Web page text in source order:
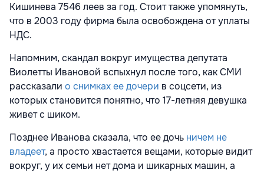
Кишинева 7546 леев за год. Стоит также упомянуть,
что в 2003 году фирма была освобождена от уплаты
НДС.
Напомним, скандал вокруг имущества депутата
Виолетты Ивановой вспыхнул после того, как СМИ
рассказали о снимках ее дочери в соцсети, из
которых становится понятно, что 17-летняя девушка
живет с шиком.
Позднее Иванова сказала, что ее дочь ничем не
владеет, а просто хвастается вещами, которые видит
вокруг, у их семьи нет дома и шикарных машин, а